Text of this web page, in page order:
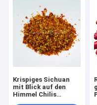
Krispiges Sichuan
mit Blick auf den
Himmel Chilis